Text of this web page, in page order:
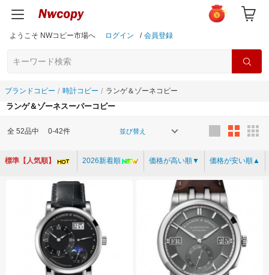
ようこそ NWコピー市場へ ログイン / 会員登録
ブランドコピー 時計コピー ランゲ＆ゾーネコピー
ランゲ＆ゾーネスーパーコピー
全 52品中 0-42件 並び替え
標準【人気順】 2026新着順 価格が高い順▼ 価格が安い順▲